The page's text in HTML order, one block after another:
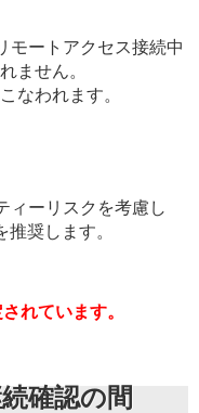
モートアクセス接続中
ません。
なわれます。
ィーリスクを考慮し
推奨します。
れています。
確認の間